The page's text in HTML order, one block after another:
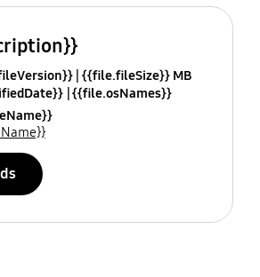
{{file.fileSize}} MB
{{file.osNames}}